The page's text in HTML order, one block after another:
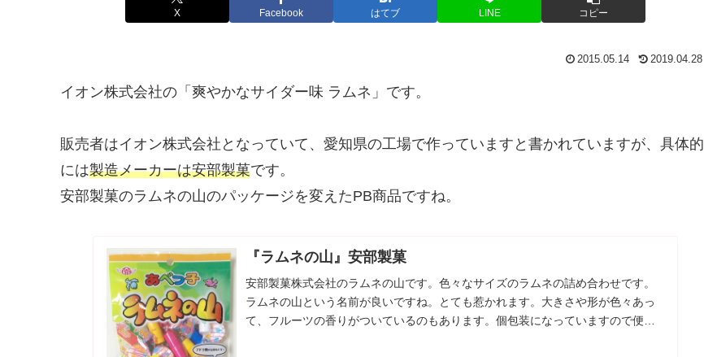
X Facebook はてブ LINE コピー
2015.05.14 2019.04.28
イオン株式会社の「爽やかなサイダー味 ラムネ」です。
販売者はイオン株式会社となっていて、愛知県の工場で作っていますと書かれていますが、具体的
には製造メーカーは安部製菓です。
安部製菓のラムネの山のパッケージを変えたPB商品ですね。
『ラムネの山』安部製菓
安部製菓株式会社のラムネの山です。色々なサイズのラムネの詰め合わせです。
ラムネの山という名前が良いですね。とても惹かれます。大きさや形が色々あっ
て、フルーツの香りがついているのもあります。個包装になっていますので便利